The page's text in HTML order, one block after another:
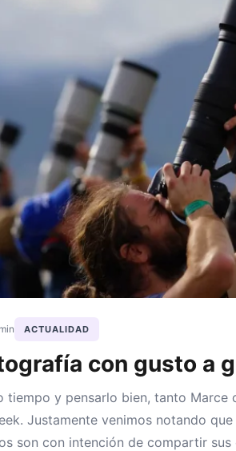
ACTUALIDAD
con gusto a
tiempo y pensarlo bien, tanto
Justamente venimos notando
son con intención de compartir